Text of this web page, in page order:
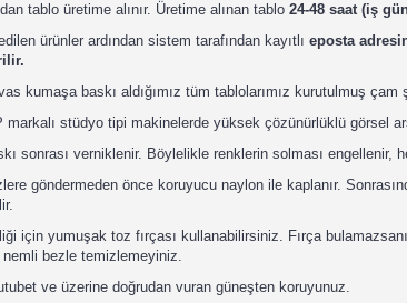
tablo üretime alınır. Üretime alınan tablo 24-48 saat (iş
ürünler ardından sistem tarafından kayıtlı eposta
kumaşa baskı aldığımız tüm tablolarımız kurutulmuş
markalı stüdyo tipi makinelerde yüksek çözünürlüklü görsel
sonrası verniklenir. Böylelikle renklerin solması engellenir,
göndermeden önce koruyucu naylon ile kaplanır.
için yumuşak toz fırçası kullanabilirsiniz. Fırça
nemli bezle temizlemeyiniz.
ve üzerine doğrudan vuran güneşten koruyunuz.